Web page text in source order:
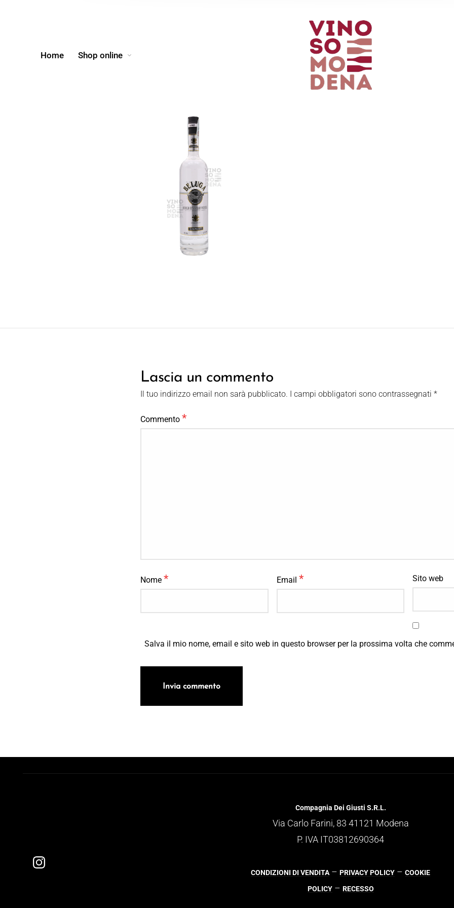
Home Shop online
Lascia un commento
Il tuo indirizzo email non sarà pubblicato. I campi obbligatori sono contrassegnati*
Commento*
Nome* Email * Sito web
Salva il mio nome, email e sito web in questo browser per la prossima volta che
Compagnia Dei Giusti S.R.L.
Via Carlo Farini, 83 41121 Modena
P. IVA IT03812690364
CONDIZIONI DI VENDITA – PRIVACY POLICY – COOKIE
POLICY– RECESSO